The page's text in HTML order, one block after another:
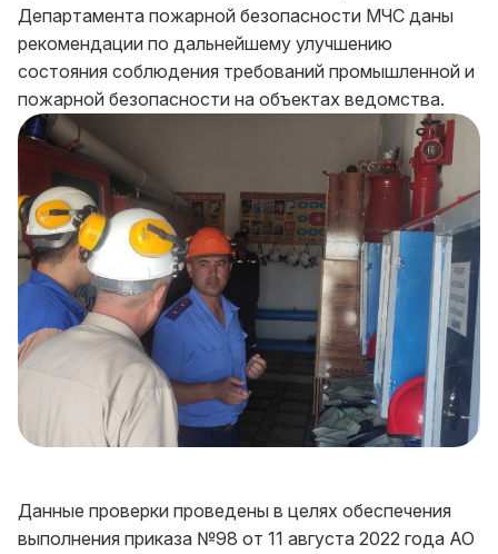
Департамента пожарной безопасности МЧС даны
рекомендации по дальнейшему улучшению
состояния соблюдения требований промышленной и
пожарной безопасности на объектах ведомства.
Данные проверки проведены в целях обеспечения
выполнения приказа №98 от 11 августа 2022 года АО